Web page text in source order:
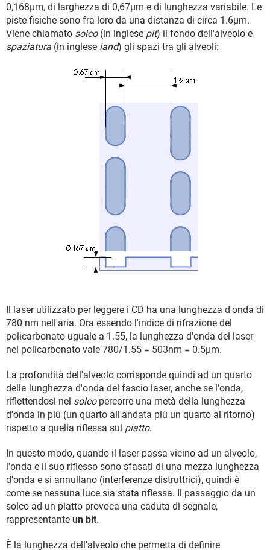
0,168µm, di larghezza di 0,67µm e di lunghezza variabile. Le
piste fisiche sono fra loro da una distanza di circa 1.6µm.
Viene chiamato solco(in inglese pit) il fondo dell'alveolo e
spaziatura (in inglese land) gli spazi tra gli alveoli:
Il laser utilizzato per leggere i CD ha una lunghezza d'onda di
780 nm nell'aria. Ora essendo l'indice di rifrazione del
policarbonato uguale a 1.55, la lunghezza d'onda del laser
nel policarbonato vale 780/1.55 = 503nm = 0.5µm.
La profondità dell'alveolo corrisponde quindi ad un quarto
della lunghezza d'onda del fascio laser, anche se l'onda,
riflettendosi nel solcopercorre una metà della lunghezza
d'onda in più (un quarto all'andata più un quarto al ritorno)
rispetto a quella riflessa sul piatto.
In questo modo, quando il laser passa vicino ad un alveolo,
l'onda e il suo riflesso sono sfasati di una mezza lunghezza
d'onda e si annullano (interferenze distruttrici), quindi è
come se nessuna luce sia stata riflessa. Il passaggio da un
solco ad un piatto provoca una caduta di segnale,
rappresentante un bit.
È la lunghezza dell'alveolo che permetta di definire